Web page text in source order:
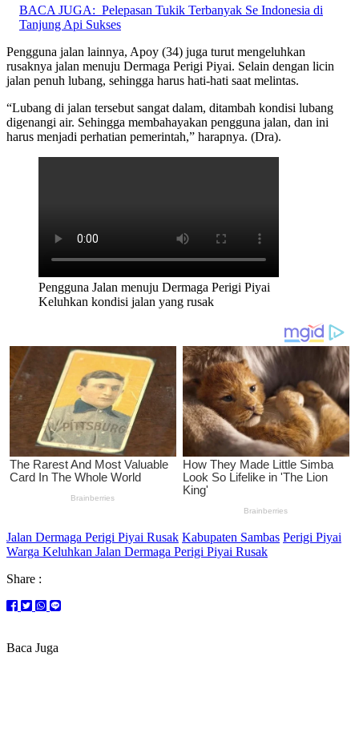
BACA JUGA: Pelepasan Tukik Terbanyak Se Indonesia di
Tanjung Api Sukses
Pengguna jalan lainnya, Apoy (34) juga turut mengeluhkan
rusaknya jalan menuju Dermaga Perigi Piyai. Selain dengan licin
jalan penuh lubang, sehingga harus hati-hati saat melintas.
“Lubang di jalan tersebut sangat dalam, ditambah kondisi lubang
digenangi air. Sehingga membahayakan pengguna jalan, dan ini
harus menjadi perhatian pemerintah,” harapnya. (Dra).
Pengguna Jalan menuju Dermaga Perigi Piyai
Keluhkan kondisi jalan yang rusak
Jalan Dermaga Perigi Piyai Rusak Kabupaten Sambas Perigi Piyai
Warga Keluhkan Jalan Dermaga Perigi Piyai Rusak
Share :
Baca Juga